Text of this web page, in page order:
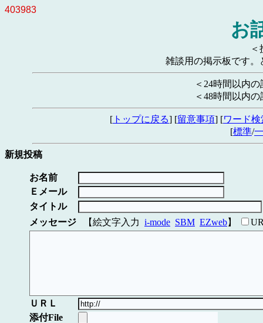
403983
お
雑談用の掲示板です
＜24時間以内
＜48時間以内
[ トップに戻る] [留意事項] [ワード検
[標準/
新規投稿
お名前
Ｅメール
タイトル
メッセージ
【絵文字入力 i-mode SBM EZweb】
ＵＲＬ
添付File